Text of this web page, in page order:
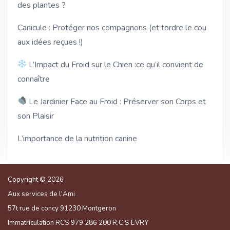
des plantes ?
Canicule : Protéger nos compagnons (et tordre le cou
aux idées reçues !)
L’Impact du Froid sur le Chien :ce qu’il convient de
connaître
Le Jardinier Face au Froid : Préserver son Corps et
son Plaisir
L’importance de la nutrition canine
Copyright © 2026
Aux services de l'Ami
57t rue de concy 91230 Montgeron
Immatriculation RCS 979 286 200 R.C.S EVRY